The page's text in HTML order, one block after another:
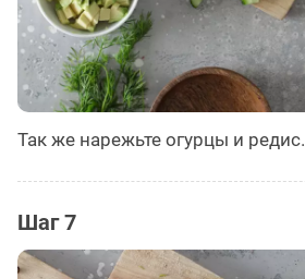
Так же нарежьте огурцы и редис.
Шаг 7